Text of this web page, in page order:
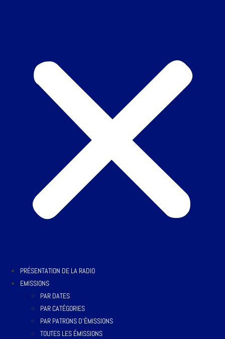
PRÉSENTATION DE LA RADIO
EMISSIONS
PAR DATES
PAR CATÉGORIES
PAR PATRONS D’ÉMISSIONS
TOUTES LES ÉMISSIONS